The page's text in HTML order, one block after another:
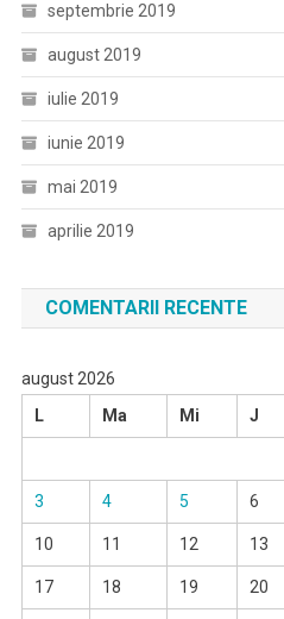
septembrie 2019
august 2019
iulie 2019
iunie 2019
mai 2019
aprilie 2019
COMENTARII RECENTE
august 2026
L
Ma Mi J
3 4 5 6
10 11 12 13
17 18 19 20